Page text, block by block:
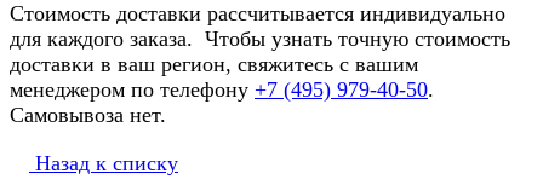
Стоимость доставки рассчитывается индивидуально
для каждого заказа. Чтобы узнать точную стоимость
доставки в ваш регион, свяжитесь с вашим
менеджером по телефону +7 (495) 979-40-50.
Самовывоза нет.
Назад к списку